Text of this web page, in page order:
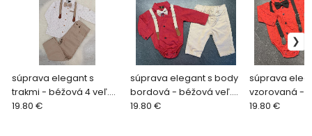
súprava elegant s
trakmi - béžová 4 veľ.
86
19.80 €
súprava elegant s body
bordová - béžová veľ.
68
19.80 €
súprava
vzorovaná -
veľ. 80
19.80 €